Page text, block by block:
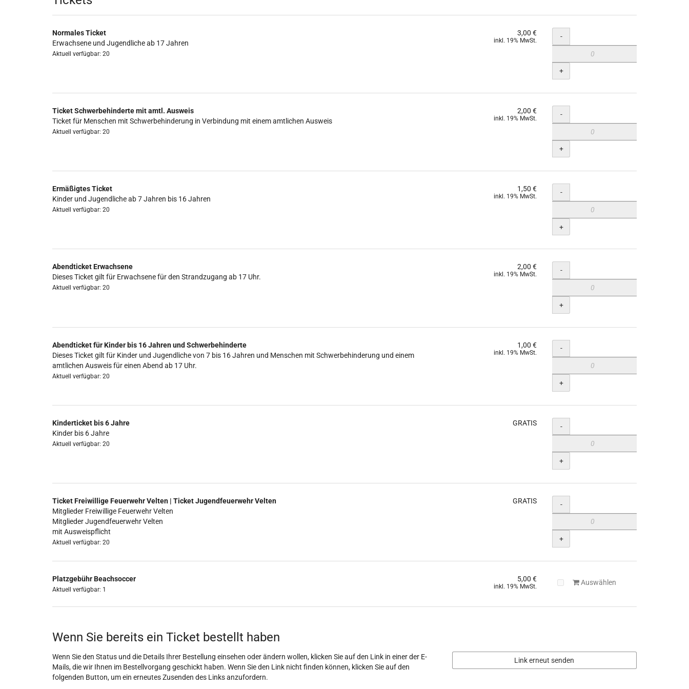
Normales Ticket
Erwachsene und Jugendliche ab 17 Jahren
Aktuell verfügbar: 20
3,00 €
inkl. 19% MwSt. Menge
-
+
Ticket Schwerbehinderte mit amtl. Ausweis
Ticket für Menschen mit Schwerbehinderung in Verbindung mit einem amtlichen Ausweis
Aktuell verfügbar: 20
2,00 €
inkl. 19% MwSt. Menge
-
+
Ermäßigtes Ticket
Kinder und Jugendliche ab 7 Jahren bis 16 Jahren
Aktuell verfügbar: 20
1,50 €
inkl. 19% MwSt. Menge
-
+
Abendticket Erwachsene
Dieses Ticket gilt für Erwachsene für den Strandzugang ab 17 Uhr.
Aktuell verfügbar: 20
2,00 €
inkl. 19% MwSt. Menge
-
+
Abendticket für Kinder bis 16 Jahren und Schwerbehinderte
Dieses Ticket gilt für Kinder und Jugendliche von 7 bis 16 Jahren und Menschen mit Schwerbehinderung und einem
amtlichen Ausweis für einen Abend ab 17 Uhr.
Aktuell verfügbar: 20
1,00 €
inkl. 19% MwSt. Menge
-
+
Kinderticket bis 6 Jahre
Kinder bis 6 Jahre
Aktuell verfügbar: 20
GRATIS Menge
-
+
Ticket Freiwillige Feuerwehr Velten | Ticket Jugendfeuerwehr Velten
Mitglieder Freiwillige Feuerwehr Velten
Mitglieder Jugendfeuerwehr Velten
mit Ausweispflicht
Aktuell verfügbar: 20
GRATIS Menge
-
+
Platzgebühr Beachsoccer
Aktuell verfügbar: 1
5,00 €
inkl. 19% MwSt.
Auswählen
Wenn Sie bereits ein Ticket bestellt haben
Wenn Sie den Status und die Details Ihrer Bestellung einsehen oder ändern wollen, klicken Sie auf den Link in einer der E-
Mails, die wir Ihnen im Bestellvorgang geschickt haben. Wenn Sie den Link nicht finden können, klicken Sie auf den
folgenden Button, um ein erneutes Zusenden des Links anzufordern.
Link erneut senden